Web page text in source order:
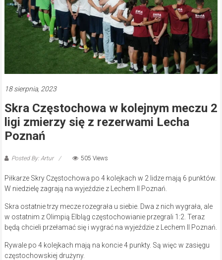
18 sierpnia, 2023
Skra Częstochowa w kolejnym meczu 2
ligi zmierzy się z rezerwami Lecha
Poznań
Posted By: Artur 505 Views
Piłkarze Skry Częstochowa po 4 kolejkach w 2 lidze mają 6 punktów.
W niedzielę zagrają na wyjeździe z Lechem II Poznań.
Skra ostatnie trzy mecze rozegrała u siebie. Dwa z nich wygrała, ale
w ostatnim z Olimpią Elbląg częstochowianie przegrali 1:2. Teraz
będą chcieli przełamać się i wygrać na wyjeździe z Lechem II Poznań.
Rywale po 4 kolejkach mają na koncie 4 punkty. Są więc w zasięgu
częstochowskiej drużyny.